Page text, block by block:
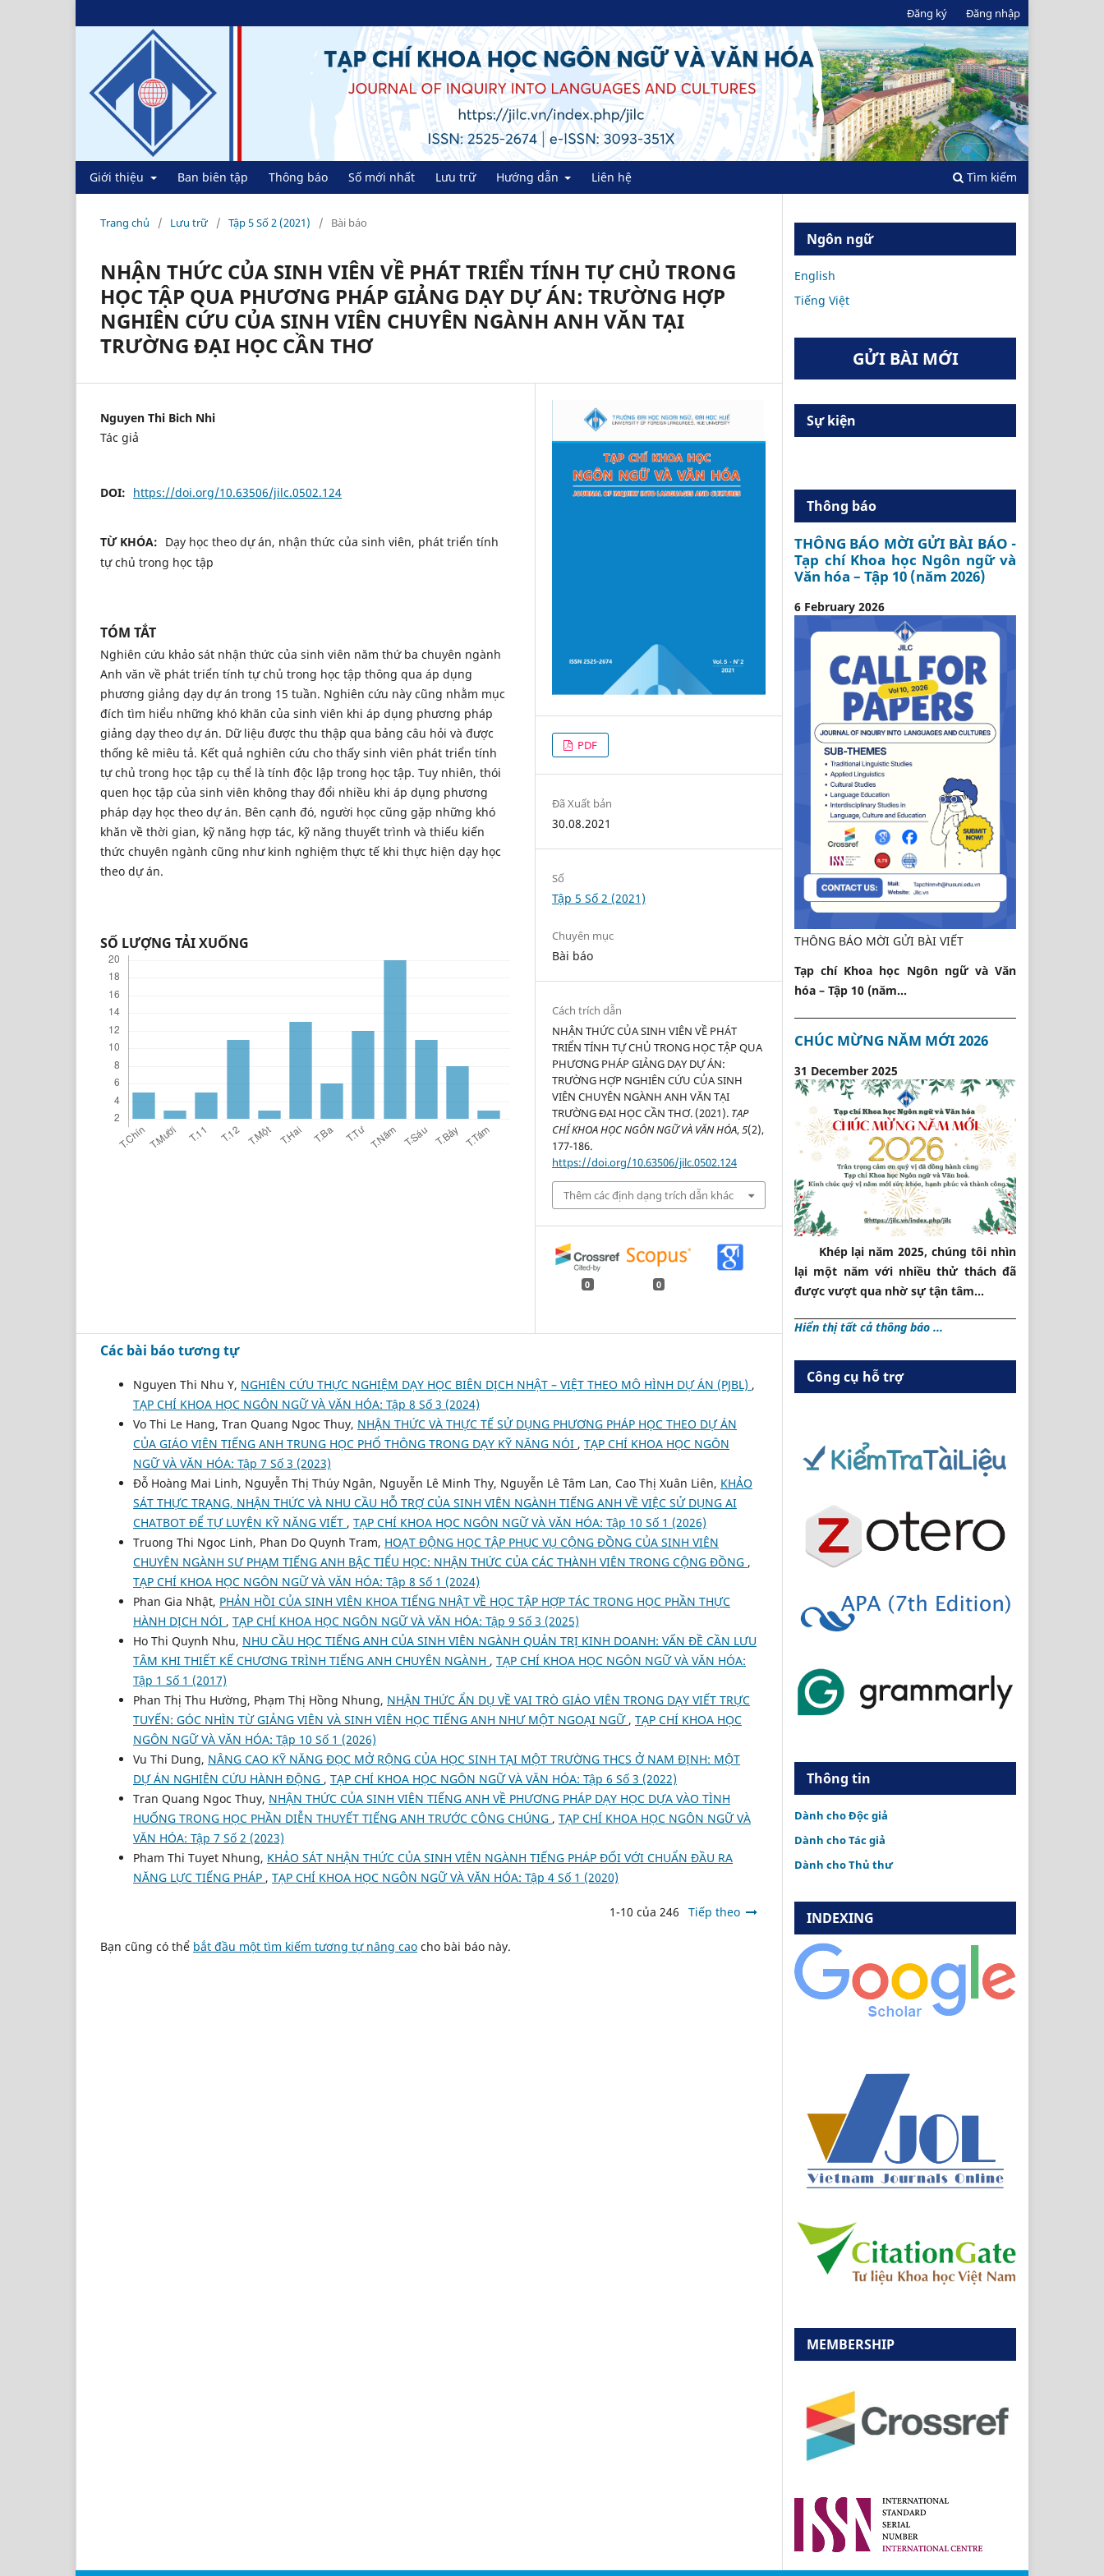
Giới thiệu Ban biên tập Thông báo Số mới nhất Lưu trữ Hướng dẫn Liên hệ Tìm kiếm
Đăng ký Đăng nhập
Trang chủ / Lưu trữ / Tập 5 Số 2 (2021) / Bài báo
NHẬN THỨC CỦA SINH VIÊN VỀ PHÁT TRIỂN TÍNH TỰ CHỦ TRONG
HỌC TẬP QUA PHƯƠNG PHÁP GIẢNG DẠY DỰ ÁN: TRƯỜNG HỢP
NGHIÊN CỨU CỦA SINH VIÊN CHUYÊN NGÀNH ANH VĂN TẠI
TRƯỜNG ĐẠI HỌC CẦN THƠ
Nguyen Thi Bich Nhi
Tác giả
DOI: https://doi.org/10.63506/jilc.0502.124
TỪ KHÓA: Dạy học theo dự án, nhận thức của sinh viên, phát triển tính
tự chủ trong học tập
TÓM TẮT
Nghiên cứu khảo sát nhận thức của sinh viên năm thứ ba chuyên ngành
Anh văn về phát triển tính tự chủ trong học tập thông qua áp dụng
phương giảng dạy dự án trong 15 tuần. Nghiên cứu này cũng nhằm mục
đích tìm hiểu những khó khăn của sinh viên khi áp dụng phương pháp
giảng dạy theo dự án. Dữ liệu được thu thập qua bảng câu hỏi và được
thống kê miêu tả. Kết quả nghiên cứu cho thấy sinh viên phát triển tính
tự chủ trong học tập cụ thể là tính độc lập trong học tập. Tuy nhiên, thói
quen học tập của sinh viên không thay đổi nhiều khi áp dụng phương
pháp dạy học theo dự án. Bên cạnh đó, người học cũng gặp những khó
khăn về thời gian, kỹ năng hợp tác, kỹ năng thuyết trình và thiếu kiến
thức chuyên ngành cũng như kinh nghiệm thực tế khi thực hiện dạy học
theo dự án.
SỐ LƯỢNG TẢI XUỐNG
PDF
Đã Xuất bản
30.08.2021
Số
Tập 5 Số 2 (2021)
Chuyên mục
Bài báo
Cách trích dẫn
NHẬN THỨC CỦA SINH VIÊN VỀ PHÁT
TRIỂN TÍNH TỰ CHỦ TRONG HỌC TẬP QUA
PHƯƠNG PHÁP GIẢNG DẠY DỰ ÁN:
TRƯỜNG HỢP NGHIÊN CỨU CỦA SINH
VIÊN CHUYÊN NGÀNH ANH VĂN TẠI
TRƯỜNG ĐẠI HỌC CẦN THƠ. (2021). TẠP
CHÍ KHOA HỌC NGÔN NGỮ VÀ VĂN HÓA,5(2),
177-186.
https://doi.org/10.63506/jilc.0502.124
Thêm các định dạng trích dẫn khác
0 0
Các bài báo tương tự
Nguyen Thi Nhu Y, NGHIÊN CỨU THỰC NGHIỆM DẠY HỌC BIÊN DỊCH NHẬT – VIỆT THEO MÔ HÌNH DỰ ÁN (PJBL) ,
TẠP CHÍ KHOA HỌC NGÔN NGỮ VÀ VĂN HÓA: Tập 8 Số 3 (2024)
Vo Thi Le Hang, Tran Quang Ngoc Thuy, NHẬN THỨC VÀ THỰC TẾ SỬ DỤNG PHƯƠNG PHÁP HỌC THEO DỰ ÁN
CỦA GIÁO VIÊN TIẾNG ANH TRUNG HỌC PHỔ THÔNG TRONG DẠY KỸ NĂNG NÓI , TẠP CHÍ KHOA HỌC NGÔN
NGỮ VÀ VĂN HÓA: Tập 7 Số 3 (2023)
Đỗ Hoàng Mai Linh, Nguyễn Thị Thúy Ngân, Nguyễn Lê Minh Thy, Nguyễn Lê Tâm Lan, Cao Thị Xuân Liên, KHẢO
SÁT THỰC TRẠNG, NHẬN THỨC VÀ NHU CẦU HỖ TRỢ CỦA SINH VIÊN NGÀNH TIẾNG ANH VỀ VIỆC SỬ DỤNG AI
CHATBOT ĐỂ TỰ LUYỆN KỸ NĂNG VIẾT , TẠP CHÍ KHOA HỌC NGÔN NGỮ VÀ VĂN HÓA: Tập 10 Số 1 (2026)
Truong Thi Ngoc Linh, Phan Do Quynh Tram, HOẠT ĐỘNG HỌC TẬP PHỤC VỤ CỘNG ĐỒNG CỦA SINH VIÊN
CHUYÊN NGÀNH SƯ PHẠM TIẾNG ANH BẬC TIỂU HỌC: NHẬN THỨC CỦA CÁC THÀNH VIÊN TRONG CỘNG ĐỒNG ,
TẠP CHÍ KHOA HỌC NGÔN NGỮ VÀ VĂN HÓA: Tập 8 Số 1 (2024)
Phan Gia Nhật, PHẢN HỒI CỦA SINH VIÊN KHOA TIẾNG NHẬT VỀ HỌC TẬP HỢP TÁC TRONG HỌC PHẦN THỰC
HÀNH DỊCH NÓI , TẠP CHÍ KHOA HỌC NGÔN NGỮ VÀ VĂN HÓA: Tập 9 Số 3 (2025)
Ho Thi Quynh Nhu, NHU CẦU HỌC TIẾNG ANH CỦA SINH VIÊN NGÀNH QUẢN TRỊ KINH DOANH: VẤN ĐỀ CẦN LƯU
TÂM KHI THIẾT KẾ CHƯƠNG TRÌNH TIẾNG ANH CHUYÊN NGÀNH , TẠP CHÍ KHOA HỌC NGÔN NGỮ VÀ VĂN HÓA:
Tập 1 Số 1 (2017)
Phan Thị Thu Hường, Phạm Thị Hồng Nhung, NHẬN THỨC ẨN DỤ VỀ VAI TRÒ GIÁO VIÊN TRONG DẠY VIẾT TRỰC
TUYẾN: GÓC NHÌN TỪ GIẢNG VIÊN VÀ SINH VIÊN HỌC TIẾNG ANH NHƯ MỘT NGOẠI NGỮ , TẠP CHÍ KHOA HỌC
NGÔN NGỮ VÀ VĂN HÓA: Tập 10 Số 1 (2026)
Vu Thi Dung, NÂNG CAO KỸ NĂNG ĐỌC MỞ RỘNG CỦA HỌC SINH TẠI MỘT TRƯỜNG THCS Ở NAM ĐỊNH: MỘT
DỰ ÁN NGHIÊN CỨU HÀNH ĐỘNG , TẠP CHÍ KHOA HỌC NGÔN NGỮ VÀ VĂN HÓA: Tập 6 Số 3 (2022)
Tran Quang Ngoc Thuy, NHẬN THỨC CỦA SINH VIÊN TIẾNG ANH VỀ PHƯƠNG PHÁP DẠY HỌC DỰA VÀO TÌNH
HUỐNG TRONG HỌC PHẦN DIỄN THUYẾT TIẾNG ANH TRƯỚC CÔNG CHÚNG , TẠP CHÍ KHOA HỌC NGÔN NGỮ VÀ
VĂN HÓA: Tập 7 Số 2 (2023)
Pham Thi Tuyet Nhung, KHẢO SÁT NHẬN THỨC CỦA SINH VIÊN NGÀNH TIẾNG PHÁP ĐỐI VỚI CHUẨN ĐẦU RA
NĂNG LỰC TIẾNG PHÁP , TẠP CHÍ KHOA HỌC NGÔN NGỮ VÀ VĂN HÓA: Tập 4 Số 1 (2020)
1-10 của 246 Tiếp theo
Bạn cũng có thể bắt đầu một tìm kiếm tương tự nâng cao cho bài báo này.
Ngôn ngữ
English
Tiếng Việt
GỬI BÀI MỚI
Sự kiện
Thông báo
THÔNG BÁO MỜI GỬI BÀI BÁO -
Tạp chí Khoa học Ngôn ngữ và
Văn hóa – Tập 10 (năm 2026)
6 February 2026
THÔNG BÁO MỜI GỬI BÀI VIẾT
Tạp chí Khoa học Ngôn ngữ và Văn
hóa – Tập 10 (năm...
CHÚC MỪNG NĂM MỚI 2026
31 December 2025
Khép lại năm 2025, chúng tôi nhìn
lại một năm với nhiều thử thách đã
được vượt qua nhờ sự tận tâm...
Hiển thị tất cả thông báo ...
Công cụ hỗ trợ
Thông tin
Dành cho Độc giả
Dành cho Tác giả
Dành cho Thủ thư
INDEXING
MEMBERSHIP